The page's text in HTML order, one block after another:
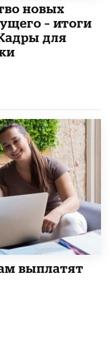
новых
– итоги
для
выплатят